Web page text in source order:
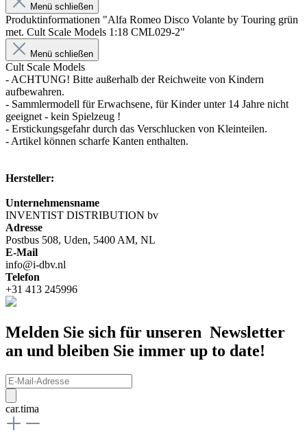
Menü schließen
Produktinformationen "Alfa Romeo Disco Volante by Touring grün
met. Cult Scale Models 1:18 CML029-2"
Menü schließen
Cult Scale Models
- ACHTUNG! Bitte außerhalb der Reichweite von Kindern
aufbewahren.
- Sammlermodell für Erwachsene, für Kinder unter 14 Jahre nicht
geeignet - kein Spielzeug !
- Erstickungsgefahr durch das Verschlucken von Kleinteilen.
- Artikel können scharfe Kanten enthalten.
Hersteller:
Unternehmensname
INVENTIST DISTRIBUTION bv
Adresse
Postbus 508, Uden, 5400 AM, NL
E-Mail
info@i-dbv.nl
Telefon
+31 413 245996
Melden Sie sich für unseren Newsletter
an und bleiben Sie immer up to date!
car.tima